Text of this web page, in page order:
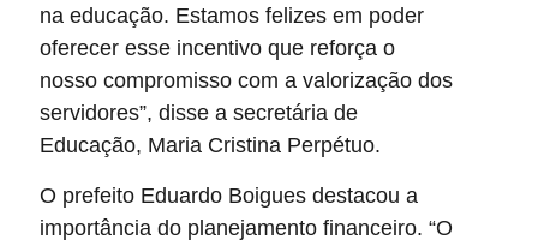
na educação. Estamos felizes em poder
oferecer esse incentivo que reforça o
nosso compromisso com a valorização dos
servidores”, disse a secretária de
Educação, Maria Cristina Perpétuo.
O prefeito Eduardo Boigues destacou a
importância do planejamento financeiro. “O